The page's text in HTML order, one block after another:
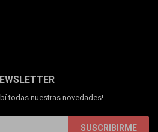
todas nuestras novedades!
SUSCRIBIRME